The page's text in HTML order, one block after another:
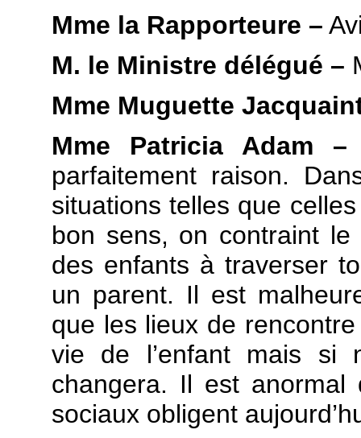
Mme la Rapporteure –
M. le Ministre délégué –
Mme Muguette
Mme Patricia Adam –
parfaitement raison.
situations telles que
bon sens, on contraint
des enfants à traverser
un parent. Il est
que les lieux de
vie de l’enfant mais si
changera. Il est
sociaux obligent